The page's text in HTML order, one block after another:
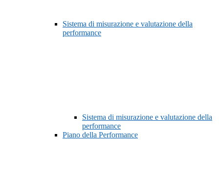
Sistema di misurazione e valutazione della
performance
Sistema di misurazione e valutazione della
performance
Piano della Performance